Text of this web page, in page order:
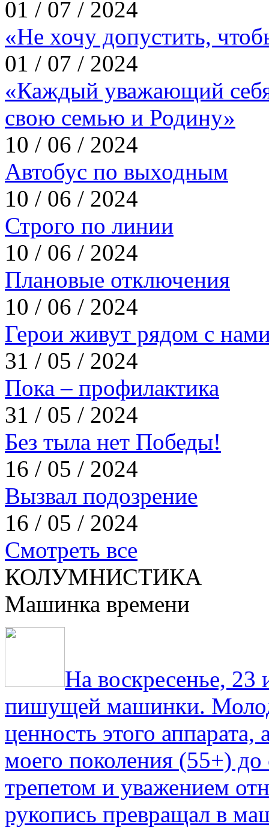
01 / 07 / 2024
«Не хочу допустить,
01 / 07 / 2024
«Каждый уважающий
свою семью и Родину»
10 / 06 / 2024
Автобус по выходным
10 / 06 / 2024
Строго по линии
10 / 06 / 2024
Плановые отключения
10 / 06 / 2024
Герои живут рядом с
31 / 05 / 2024
Пока – профилактика
31 / 05 / 2024
Без тыла нет Победы!
16 / 05 / 2024
Вызвал подозрение
16 / 05 / 2024
Смотреть все
КОЛУМНИСТИКА
Машинка времени
На воскресенье,
пишущей машинки.
ценность этого
моего поколения (55+) до
трепетом и уважением
рукопись превращал в